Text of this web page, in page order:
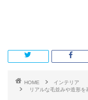
HOME
インテリア
リアルな毛並みや造形